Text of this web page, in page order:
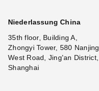
Niederlassung China
35th floor, Building A,
Zhongyi Tower, 580 Nanjing
West Road, Jing'an District,
Shanghai